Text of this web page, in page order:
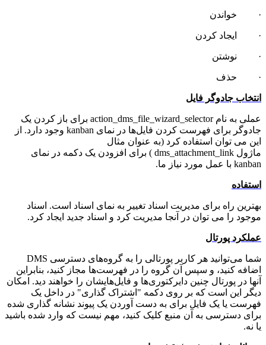
· خواندن
· ايجاد كردن
· نوشتن
· حذف
انتخاب جادوگر فایل
عملی به نام action_dms_file_wizard_selector برای باز کردن یک
جادوگر برای فهرست کردن فایل‌ها در نمای kanban وجود دارد. از
این می توان استفاده کرد (به عنوان مثال
ماژول dms_attachment_link ) برای افزودن یک دکمه در نمای
kanban با عمل مورد نیاز ما.
استفاده
بهترین راه برای مدیریت اسناد تغییر به نمای اسناد است. اسناد
موجود را می توان در آنجا مدیریت کرد و اسناد جدید ایجاد کرد.
عملکرد پورتال
شما می‌توانید هر کاربر پورتالی را به گروه‌های دسترسی DMS
اضافه کنید، و سپس آن گروه را در فهرست‌ها مجاز کنید، بنابراین
آنها در پورتال چنین دایرکتوری‌ها و فایل‌هایشان را خواهند دید. امکان
دیگر این است که بر روی دکمه "اشتراک گذاری" در داخل یک
فهرست یا یک فایل برای به دست آوردن یک پیوند نشانه گذاری شده
برای دسترسی به آن منبع کلیک کنید، مهم نیست که وارد شده باشید
یا نه.